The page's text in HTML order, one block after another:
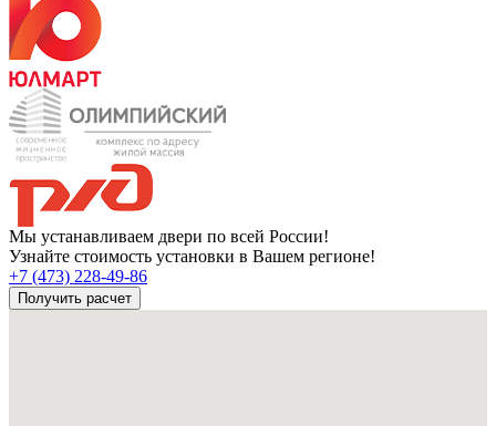
Мы устанавливаем двери по всей России!
Узнайте стоимость установки в Вашем регионе!
+7 (473) 228-49-86
Получить расчет